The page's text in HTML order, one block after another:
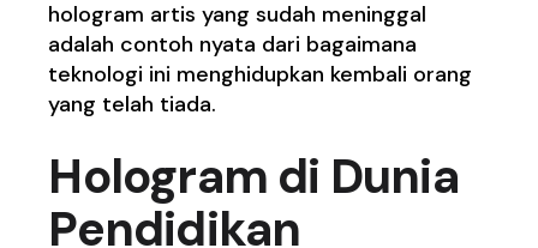
hologram artis yang sudah meninggal
adalah contoh nyata dari bagaimana
teknologi ini menghidupkan kembali orang
yang telah tiada.
Hologram di Dunia
Pendidikan